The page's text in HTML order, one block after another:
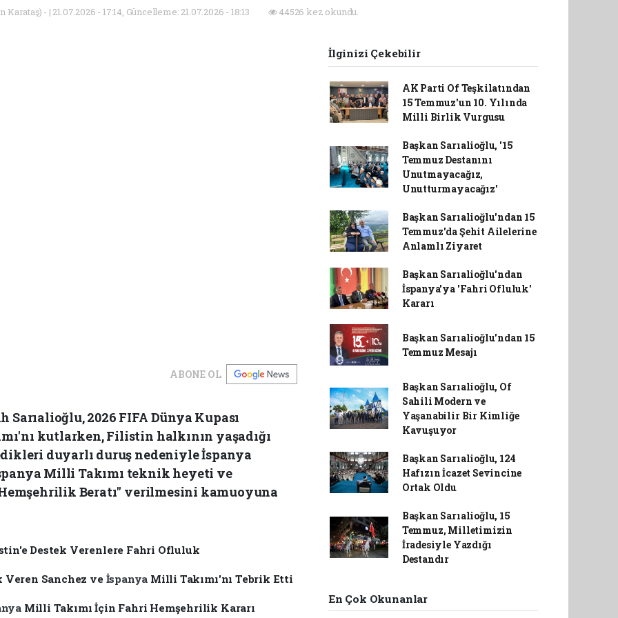
Karataş) - | 21.07.2026 - 17:14, Güncelleme: 21.07.2026 - 18:13 44526 kez okundu.
ABONE OL
Sarıalioğlu, 2026 FIFA Dünya Kupası
kutlarken, Filistin halkının yaşadığı
duyarlı duruş nedeniyle İspanya
Milli Takımı teknik heyeti ve
Beratı" verilmesini kamuoyuna
Destek Verenlere Fahri Ofluluk
Veren Sanchez ve İspanya Milli Takımı'nı Tebrik Etti
Milli Takımı İçin Fahri Hemşehrilik Kararı
İlginizi Çekebilir
AK Parti Of Teşkilatından
15 Temmuz'un 10. Yılında
Milli Birlik Vurgusu
Başkan Sarıalioğlu, '15
Temmuz Destanını
Unutmayacağız,
Unutturmayacağız'
Başkan Sarıalioğlu'ndan 15
Temmuz'da Şehit Ailelerine
Anlamlı Ziyaret
Başkan Sarıalioğlu'ndan
İspanya'ya 'Fahri Ofluluk'
Kararı
Başkan Sarıalioğlu'ndan 15
Temmuz Mesajı
Başkan Sarıalioğlu, Of
Sahili Modern ve
Yaşanabilir Bir Kimliğe
Kavuşuyor
Başkan Sarıalioğlu, 124
Hafızın İcazet Sevincine
Ortak Oldu
Başkan Sarıalioğlu, 15
Temmuz, Milletimizin
İradesiyle Yazdığı
Destandır
En Çok Okunanlar